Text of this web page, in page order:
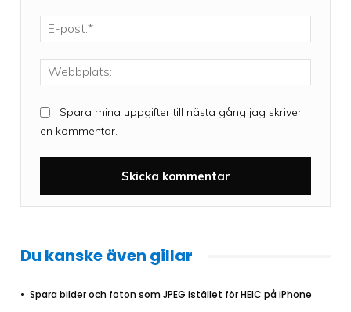
post:*
Spara mina uppgifter till nästa gång jag skriver
en kommentar.
Du kanske även gillar
Spara bilder och foton som JPEG istället för HEIC på iPhone